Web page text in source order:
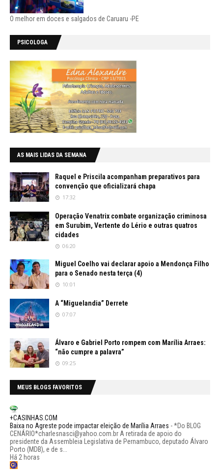
O melhor em doces e salgados de Caruaru -PE
PSICOLOGA
AS MAIS LIDAS DA SEMANA
Raquel e Priscila acompanham preparativos para
convenção que oficializará chapa
17:32
Operação Venatrix combate organização criminosa
em Surubim, Vertente do Lério e outras quatros
cidades
06:20
Miguel Coelho vai declarar apoio a Mendonça Filho
para o Senado nesta terça (4)
10:01
A “Miguelandia” Derrete
07:07
Álvaro e Gabriel Porto rompem com Marília Arraes:
“não cumpre a palavra”
09:25
MEUS BLOGS FAVORITOS
+CASINHAS.COM
Baixa no Agreste pode impactar eleição de Marília Arraes -*Do BLOG
CENÁRIO*charlesnasci@yahoo.com.br A retirada de apoio do
presidente da Assembleia Legislativa de Pernambuco, deputado Álvaro
Porto (MDB), e de s...
Há 2 horas